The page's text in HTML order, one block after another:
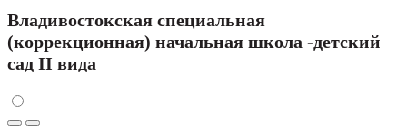
Владивостокская специальная
(коррекционная) начальная школа -детский
сад II вида